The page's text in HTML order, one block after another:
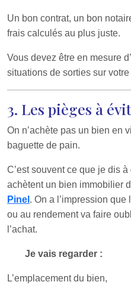
Un bon contrat, un bon
frais calculés au plus juste.
Vous devez être en mesure
situations de sorties sur votre
3. Les pièges à
On n’achète pas un bien en
baguette de pain.
C’est souvent ce que je dis
achètent un bien immobilier
Pinel . On a l’impression que
ou au rendement va faire
l’achat.
Je vais regarder :
L’emplacement du bien,